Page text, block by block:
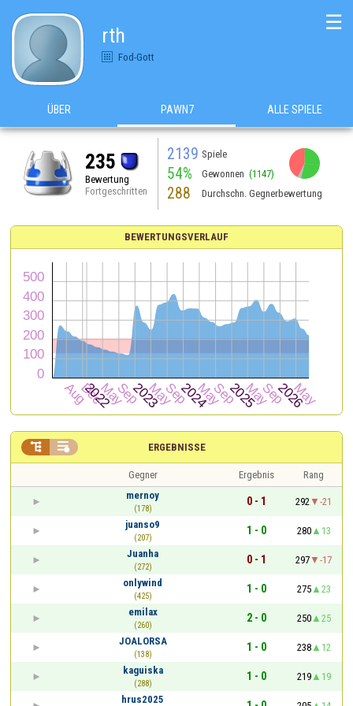
rth
Fod-Gott
☰
ÜBER PAWN7 ALLE SPIELE
235
Bewertung
Fortgeschritten
2139 Spiele
54% Gewonnen (1147)
288 Durchschn. Gegnerbewertung
BEWERTUNGSVERLAUF
ERGEBNISSE
 
Gegner Ergebnis
Rang
mernoy
(178)
0 - 1 292
-21
juanso9
(207)
1 - 0 280
13
Juanha
(272)
0 - 1 297
-17
onlywind
(425)
1 - 0 275
23
emilax
(260)
2 - 0 250
25
JOALORSA
(138)
1 - 0 238
12
kaguiska
(288)
1 - 0 219
19
hrus2025